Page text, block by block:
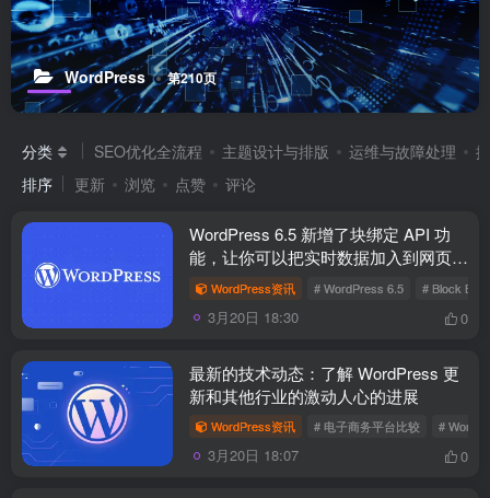
WordPress 第210页
分类 SEO优化全流程 主题设计与排版 运维与故障处理
排序
更新 浏览 点赞 评论
WordPress 6.5 新增了块绑定 API 功
能，让你可以把实时数据加入到网页的
模块中
WordPress资讯 # WordPress 6.5 # Block
3月20日 18:30 0
最新的技术动态：了解 WordPress 更
新和其他行业的激动人心的进展
WordPress资讯 # 电子商务平台比较 #
3月20日 18:07 0